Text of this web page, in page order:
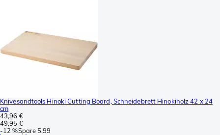
Knivesandtools Hinoki Cutting Board, Schneidebrett Hinokiholz 42 x 24
cm
43,96 €
49,95 €
-12 %Spare 5,99